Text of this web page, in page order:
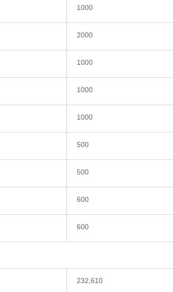
1000
2000
1000
1000
1000
500
500
600
600
232,610